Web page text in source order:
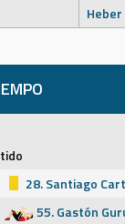
28. Santiago
55. Gastón